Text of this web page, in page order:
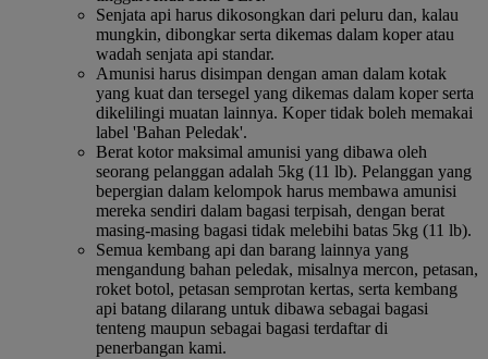
Senjata api harus dikosongkan dari peluru dan, kalau
mungkin, dibongkar serta dikemas dalam koper atau
wadah senjata api standar.
Amunisi harus disimpan dengan aman dalam kotak
yang kuat dan tersegel yang dikemas dalam koper serta
dikelilingi muatan lainnya. Koper tidak boleh memakai
label 'Bahan Peledak'.
Berat kotor maksimal amunisi yang dibawa oleh
seorang pelanggan adalah 5kg (11 lb). Pelanggan yang
bepergian dalam kelompok harus membawa amunisi
mereka sendiri dalam bagasi terpisah, dengan berat
masing-masing bagasi tidak melebihi batas 5kg (11 lb).
Semua kembang api dan barang lainnya yang
mengandung bahan peledak, misalnya mercon, petasan,
roket botol, petasan semprotan kertas, serta kembang
api batang dilarang untuk dibawa sebagai bagasi
tenteng maupun sebagai bagasi terdaftar di
penerbangan kami.